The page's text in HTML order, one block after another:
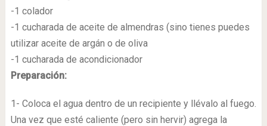
-1 colador
-1 cucharada de aceite de almendras (sino tienes puedes
utilizar aceite de argán o de oliva
-1 cucharada de acondicionador
Preparación:
1- Coloca el agua dentro de un recipiente y llévalo al fuego.
Una vez que esté caliente (pero sin hervir) agrega la